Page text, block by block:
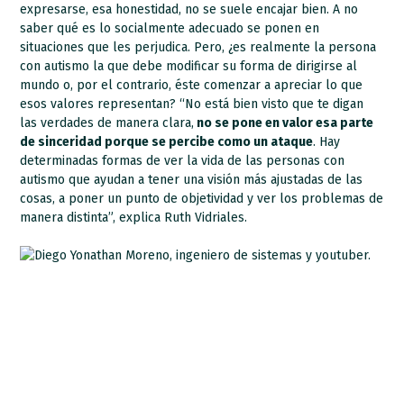
expresarse, esa honestidad, no se suele encajar bien. A no
saber qué es lo socialmente adecuado se ponen en
situaciones que les perjudica. Pero, ¿es realmente la persona
con autismo la que debe modificar su forma de dirigirse al
mundo o, por el contrario, éste comenzar a apreciar lo que
esos valores representan? “No está bien visto que te digan
las verdades de manera clara, no se pone en valor esa parte
de sinceridad porque se percibe como un ataque. Hay
determinadas formas de ver la vida de las personas con
autismo que ayudan a tener una visión más ajustadas de las
cosas, a poner un punto de objetividad y ver los problemas de
manera distinta”, explica Ruth Vidriales.